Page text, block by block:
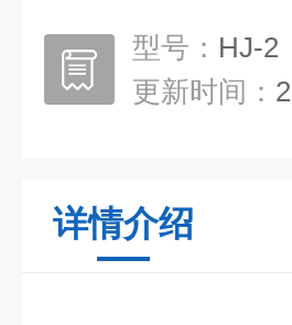
型号： HJ-2
更新时间：
详情介绍